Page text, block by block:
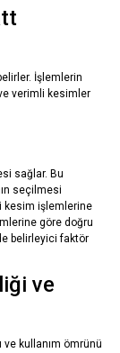
İşlemlerin
verimli kesimler
sağlar. Bu
seçilmesi
kesim işlemlerine
göre doğru
belirleyici faktör
ve
ve kullanım ömrünü